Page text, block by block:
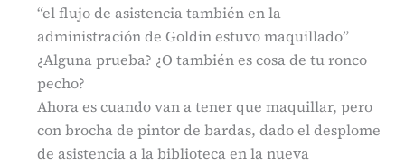
“el flujo de asistencia también en la
administración de Goldin estuvo maquillado”
¿Alguna prueba? ¿O también es cosa de tu ronco
pecho?
Ahora es cuando van a tener que maquillar, pero
con brocha de pintor de bardas, dado el desplome
de asistencia a la biblioteca en la nueva